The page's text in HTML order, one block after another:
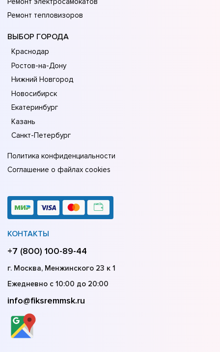
Ремонт тепловизоров
ВЫБОР ГОРОДА
Краснодар
Ростов-на-Дону
Нижний Новгород
Новосибирск
Екатеринбург
Казань
Санкт-Петербург
Политика конфиденциальности
Соглашение о файлах cookies
КОНТАКТЫ
+7 (800) 100-89-44
г. Москва, Менжинского 23 к 1
Ежедневно с 10:00 до 20:00
info@fiksremmsk.ru